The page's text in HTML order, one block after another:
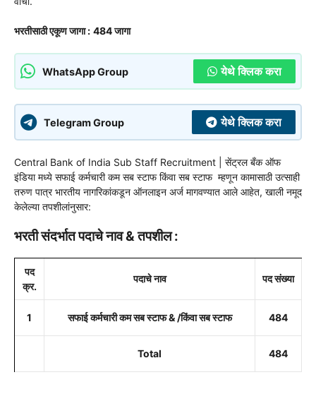
भरतीसाठी एकूण जागा: 484 जागा
WhatsApp Group येथे क्लिक करा
Telegram Group येथे क्लिक करा
Central Bank of India Sub Staff Recruitment | सेंट्रल बँक ऑफ
इंडियामध्ये सफाई कर्मचारी कम सब स्टाफ किंवा सब स्टाफम्हणून कामासाठी उत्साही
तरुण पात्र भारतीय नागरिकांकडून ऑनलाइन अर्ज मागवण्यात आले आहेत, खाली नमूद
केलेल्या तपशीलांनुसार:
भरती संदर्भात पदाचे नाव & तपशील :
पद
क्र.
पदाचे नाव पद संख्या
1 सफाई कर्मचारी कम सब स्टाफ & /किंवा सब स्टाफ 484
Total 484